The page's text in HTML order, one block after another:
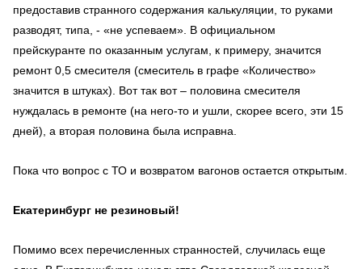
предоставив странного содержания калькуляции, то руками
разводят, типа, - «не успеваем». В официальном
прейскуранте по оказанным услугам, к примеру, значится
ремонт 0,5 смесителя (смеситель в графе «Количество»
значится в штуках). Вот так вот – половина смесителя
нуждалась в ремонте (на него-то и ушли, скорее всего, эти 15
дней), а вторая половина была исправна.
Пока что вопрос с ТО и возвратом вагонов остается открытым.
Екатеринбург не резиновый!
Помимо всех перечисленных странностей, случилась еще